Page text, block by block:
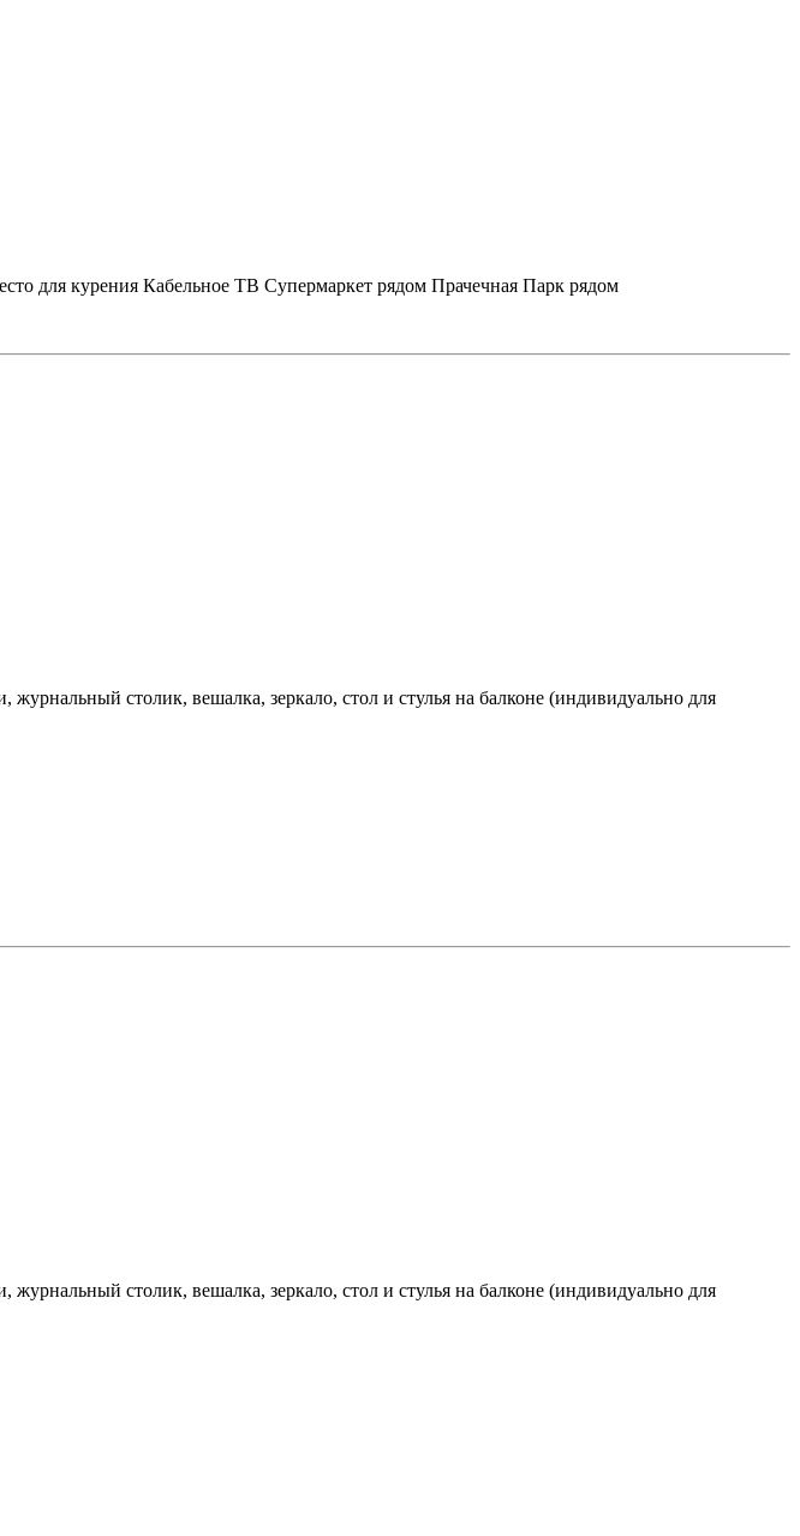
для курения Кабельное ТВ Супермаркет рядом Прачечная Парк рядом
столик, вешалка, зеркало, стол и стулья на балконе (индивидуально для
столик, вешалка, зеркало, стол и стулья на балконе (индивидуально для